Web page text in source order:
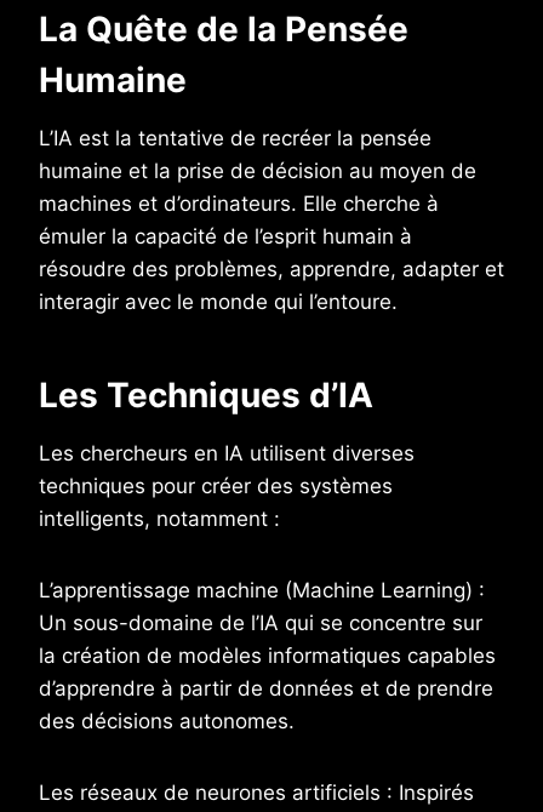
La Quête de la Pensée
Humaine
L’IA est la tentative de recréer la pensée
humaine et la prise de décision au moyen de
machines et d’ordinateurs. Elle cherche à
émuler la capacité de l’esprit humain à
résoudre des problèmes, apprendre, adapter et
interagir avec le monde qui l’entoure.
Les Techniques d’IA
Les chercheurs en IA utilisent diverses
techniques pour créer des systèmes
intelligents, notamment :
L’apprentissage machine (Machine Learning) :
Un sous-domaine de l’IA qui se concentre sur
la création de modèles informatiques capables
d’apprendre à partir de données et de prendre
des décisions autonomes.
Les réseaux de neurones artificiels : Inspirés